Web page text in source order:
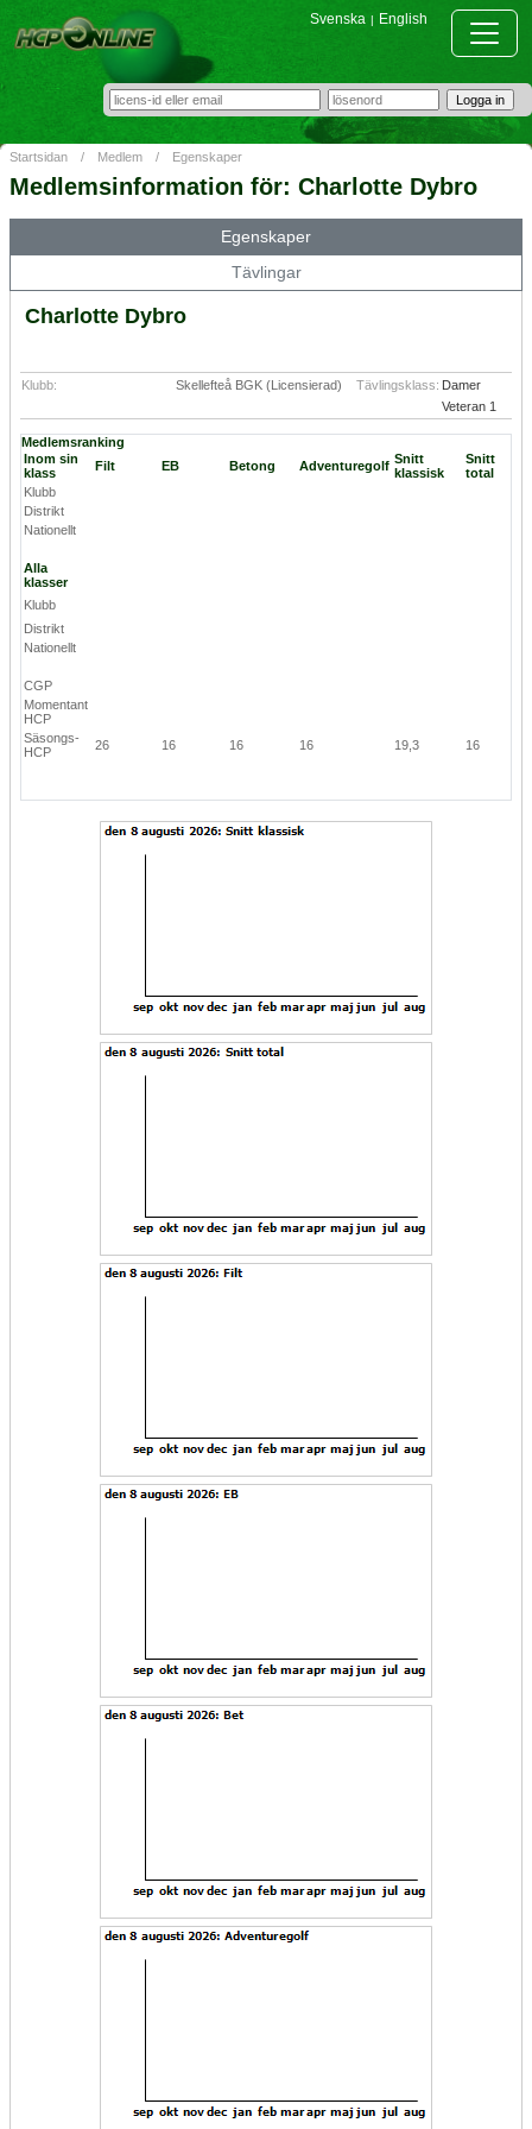
Svenska | English
Startsidan / Medlem / Egenskaper
Medlemsinformation för: Charlotte Dybro
Egenskaper
Tävlingar
Charlotte Dybro
Klubb: Skellefteå BGK (Licensierad) Tävlingsklass: Damer
Veteran 1
Medlemsranking
Inom sin
klass
Filt EB Betong Adventuregolf Snitt
klassisk
Snitt
total
Klubb
Distrikt
Nationellt
Alla
klasser
Klubb
Distrikt
Nationellt
CGP
Momentant
HCP
Säsongs-
HCP
26 16 16 16 19,3 16